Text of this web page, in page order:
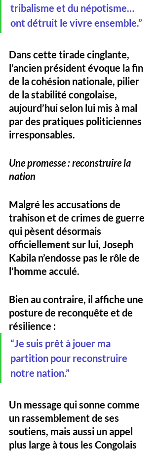
tribalisme et du népotisme…
ont détruit le vivre ensemble.”
Dans cette tirade cinglante,
l’ancien président évoque la fin
de la cohésion nationale, pilier
de la stabilité congolaise,
aujourd’hui selon lui mis à mal
par des pratiques politiciennes
irresponsables.
Une promesse : reconstruire la
nation
Malgré les accusations de
trahison et de crimes de guerre
qui pèsent désormais
officiellement sur lui, Joseph
Kabila n’endosse pas le rôle de
l’homme acculé.
Bien au contraire, il affiche une
posture de reconquête et de
résilience :
“Je suis prêt à jouer ma
partition pour reconstruire
notre nation.”
Un message qui sonne comme
un rassemblement de ses
soutiens, mais aussi un appel
plus large à tous les Congolais